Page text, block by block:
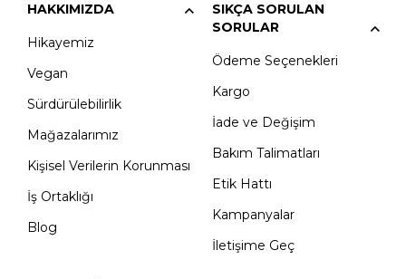
HAKKIMIZDA
Hikayemiz
Vegan
Sürdürülebilirlik
Mağazalarımız
Kişisel Verilerin Korunması
İş Ortaklığı
Blog
SIKÇA SORULAN
SORULAR
Ödeme Seçenekleri
Kargo
İade ve Değişim
Bakım Talimatları
Etik Hattı
Kampanyalar
İletişime Geç